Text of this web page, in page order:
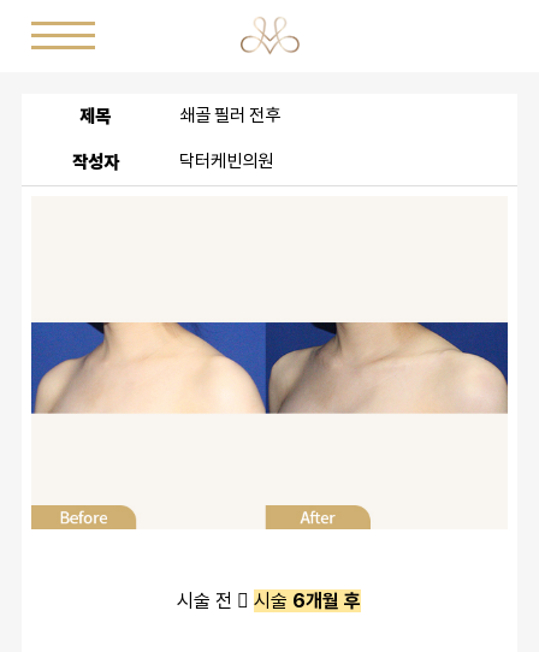
제목 쇄골 필러 전후
작성자 닥터케빈의원
시술 전 시술 6개월 후